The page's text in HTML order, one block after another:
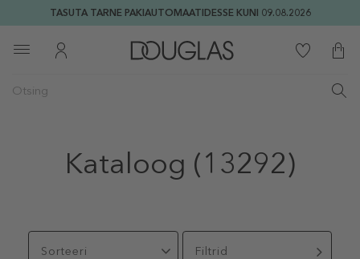
TASUTA TARNE PAKIAUTOMAATIDESSE KUNI 09.08.2026
Kataloog (13292)
Sorteeri Filtrid